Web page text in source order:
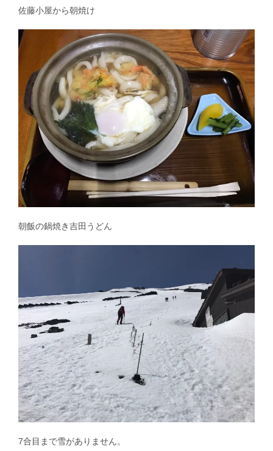
佐藤小屋から朝焼け
朝飯の鍋焼き吉田うどん
7合目まで雪がありません。